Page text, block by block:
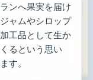
ンへ果実を届け
ャムやシロップ
工品として生か
るという思い
す。